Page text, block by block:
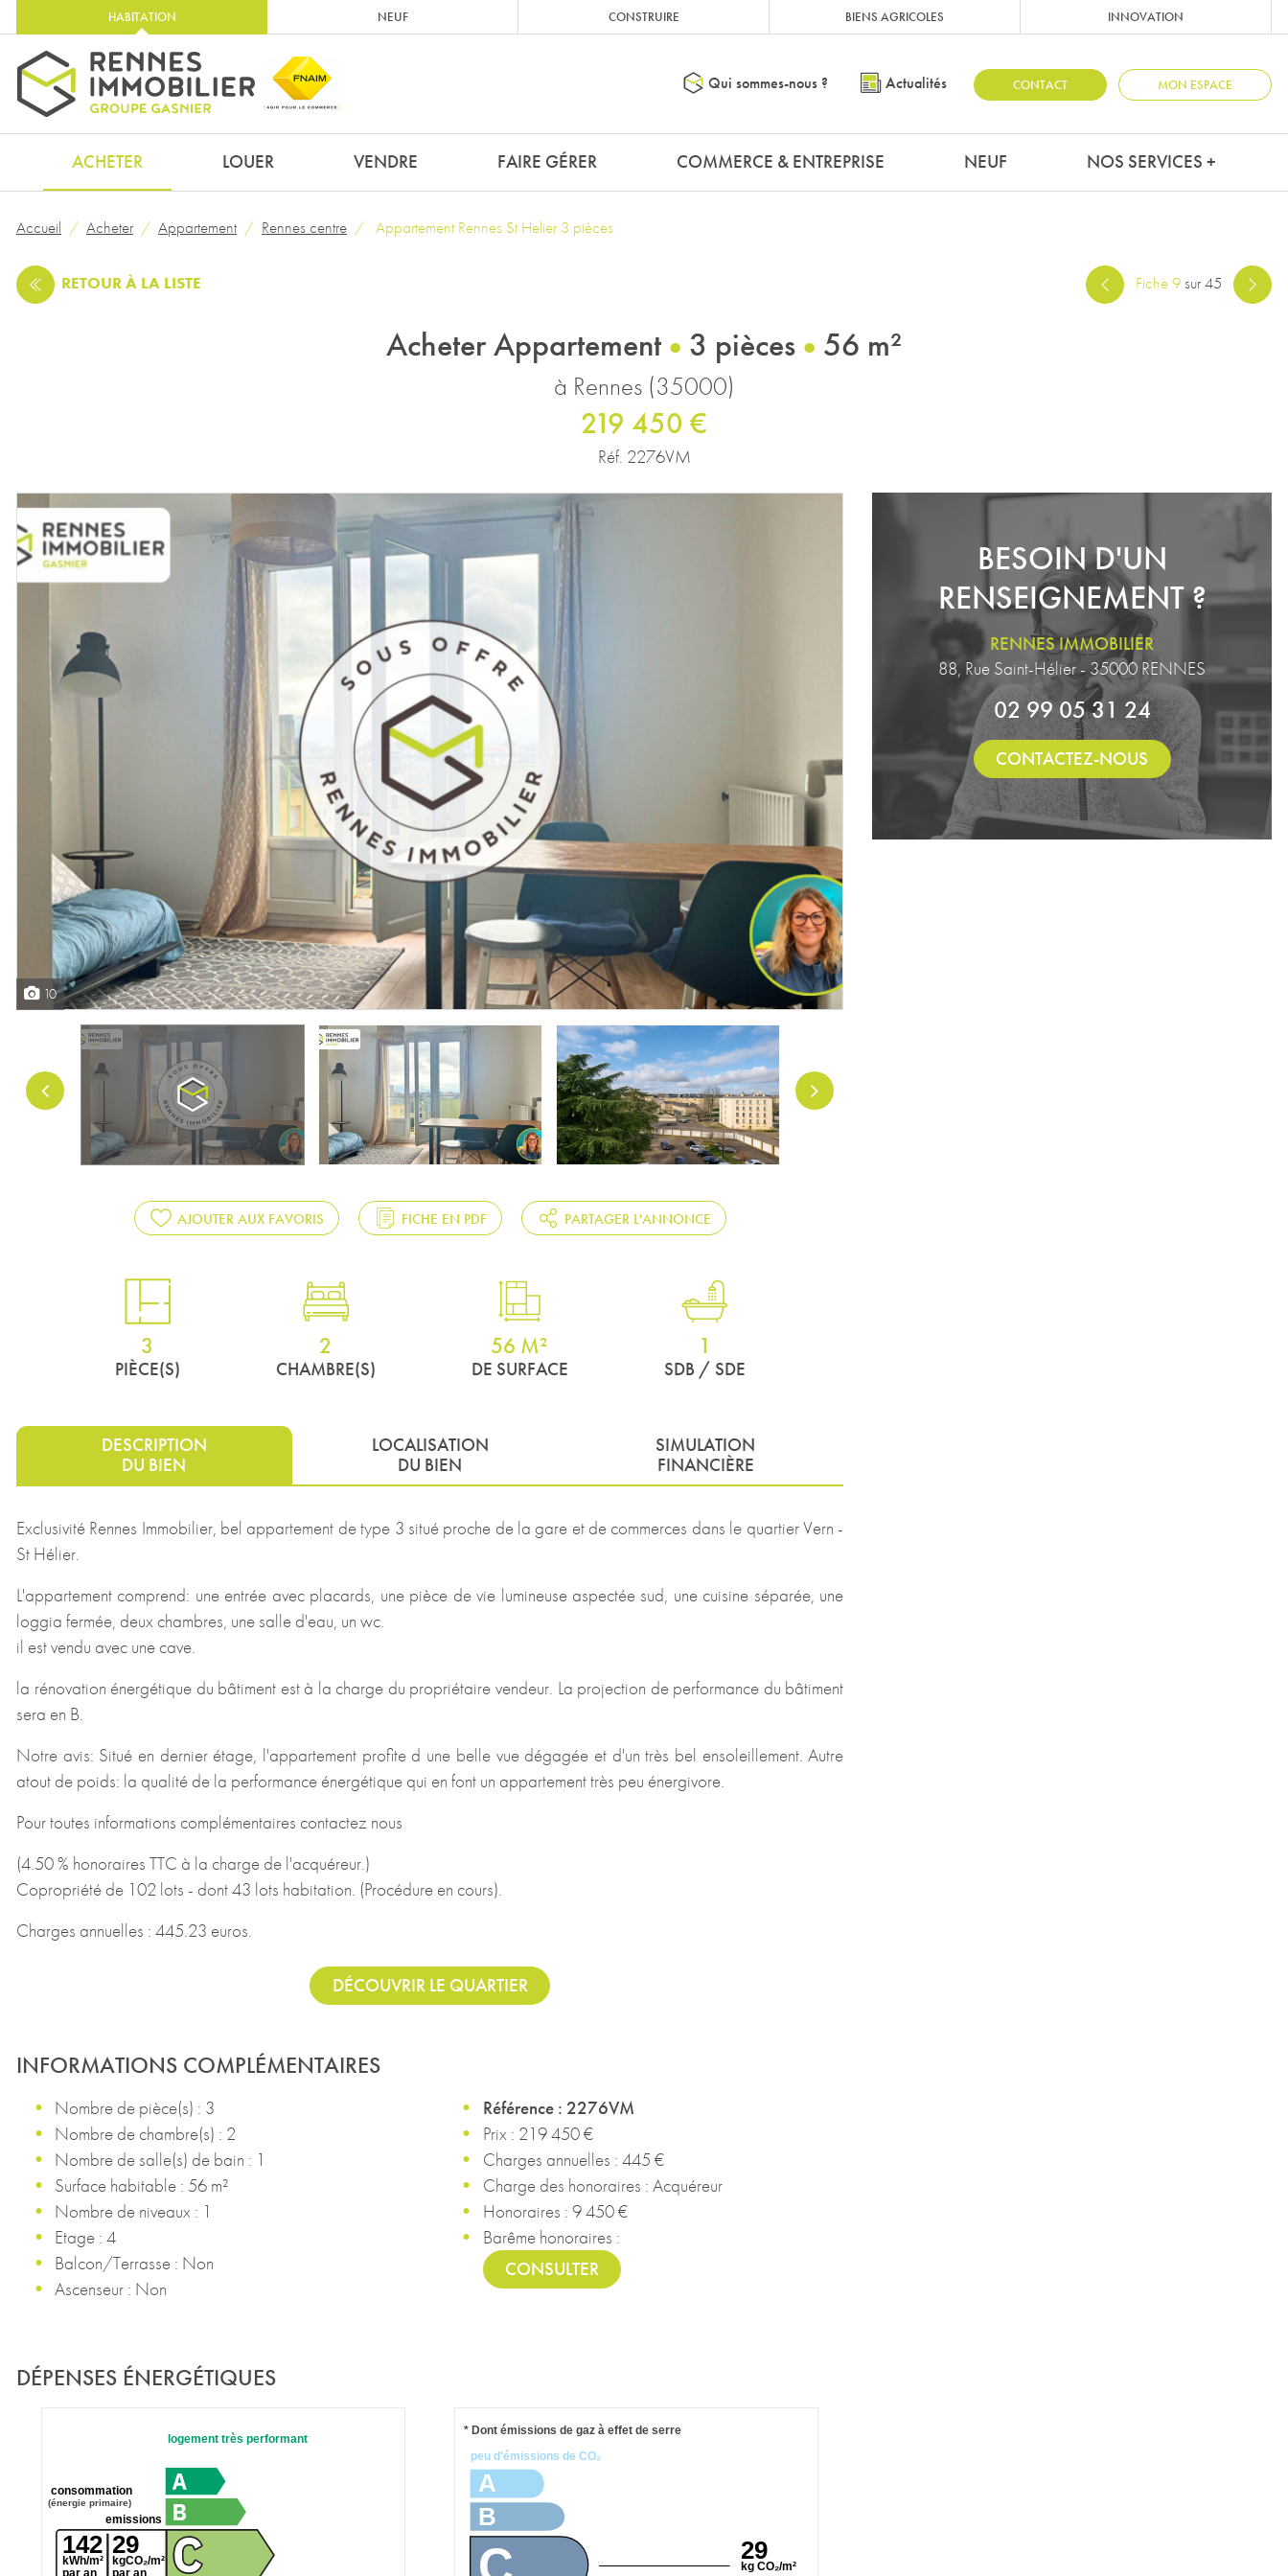
HABITATION NEUF CONSTRUIRE BIENS AGRICOLES INNOVATION
Qui sommes-nous ? Actualités CONTACT MON ESPACE
ACHETER LOUER VENDRE FAIRE GÉRER COMMERCE & ENTREPRISE NEUF NOS SERVICES +
Accueil Acheter Appartement Rennes centre Appartement Rennes St Helier 3 pièces
RETOURÀ LA LISTE Fiche 9sur 45
Acheter Appartement 3 pièces 56 m²
à Rennes (35000)
219 450 €
Réf. 2276VM
10
AJOUTER AUX FAVORIS FICHE EN PDF PARTAGER L'ANNONCE
3
PIÈCE(S)
2
CHAMBRE(S)
56 M²
DE SURFACE
1
SDB / SDE
DESCRIPTION
DU BIEN
LOCALISATION
DU BIEN
SIMULATION
FINANCIÈRE
Exclusivité Rennes Immobilier, bel appartement de type 3 situé proche de la gare et de commerces dans le quartier Vern -
St Hélier.
L'appartement comprend: une entrée avec placards, une pièce de vie lumineuse aspectée sud, une cuisine séparée, une
loggia fermée, deux chambres, une salle d'eau, un wc.
il est vendu avec une cave.
la rénovation énergétique du bâtiment est à la charge du propriétaire vendeur. La projection de performance du bâtiment
sera en B.
Notre avis: Situé en dernier étage, l'appartement profite d une belle vue dégagée et d'un très bel ensoleillement. Autre
atout de poids: la qualité de la performance énergétique qui en font un appartement très peu énergivore.
Pour toutes informations complémentaires contactez nous
(4.50 % honoraires TTC à la charge de l'acquéreur.)
Copropriété de 102 lots - dont 43 lots habitation. (Procédure en cours).
Charges annuelles : 445.23 euros.
DÉCOUVRIR LE QUARTIER
INFORMATIONS COMPLÉMENTAIRES
Nombre de pièce(s) : 3
Nombre de chambre(s) : 2
Nombre de salle(s) de bain : 1
Surface habitable : 56 m²
Nombre de niveaux : 1
Etage : 4
Balcon/Terrasse : Non
Ascenseur : Non
Référence : 2276VM
Prix : 219 450 €
Charges annuelles : 445 €
Charge des honoraires : Acquéreur
Honoraires : 9 450 €
Barême honoraires :
CONSULTER
DÉPENSES ÉNERGÉTIQUES
logement très performant
142
kWh/m²
par an
consommation
(énergie primaire)
29
kgCO₂/m²
par an
emissions
29
kg CO₂/m²
A
B
peu d'émissions de CO₂
* Dont émissions de gaz à effet de serre
BESOIN D'UN
RENSEIGNEMENT ?
RENNES IMMOBILIER
88, Rue Saint-Hélier - 35000 RENNES
02 99 05 31 24
CONTACTEZ-NOUS